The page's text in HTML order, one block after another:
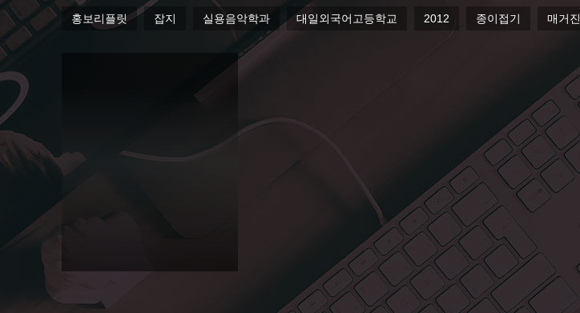
홍보리플릿 잡지 실용음악학과 대일외국어고등학교 2012 종이접기 매거진
디자인센터 주관으로 열리는 2012 어